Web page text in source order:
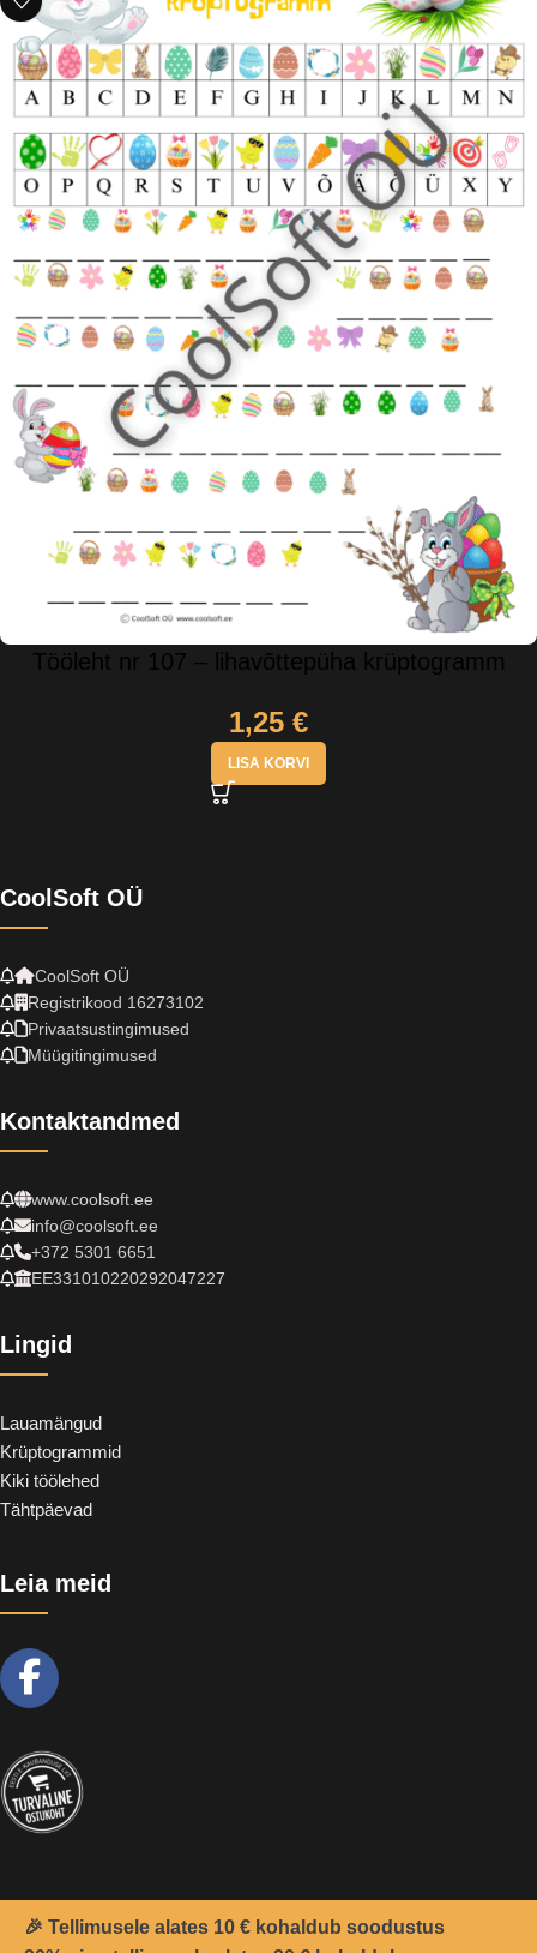
Tööleht nr 107 – lihavõttepüha krüptogramm
1,25 €
LISA KORVI
CoolSoft OÜ
CoolSoft OÜ
Registrikood 16273102
Privaatsustingimused
Müügitingimused
Kontaktandmed
www.coolsoft.ee
info@coolsoft.ee
+372 5301 6651
EE331010220292047227
Lingid
Lauamängud
Krüptogrammid
Kiki töölehed
Tähtpäevad
Leia meid
🎉 Tellimusele alates 10 € kohaldub soodustus